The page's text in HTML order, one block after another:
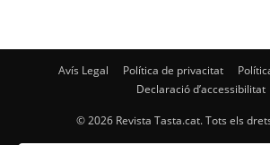
Avís Legal Política de privacitat
Declaració d’accessibilitat
© 2026 Revista Tasta.cat. Tots els